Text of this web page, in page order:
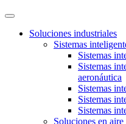
Soluciones industriales
Sistemas
Sistemas
Sistemas
aeronáutica
Sistemas
Sistemas
Sistemas
Soluciones en